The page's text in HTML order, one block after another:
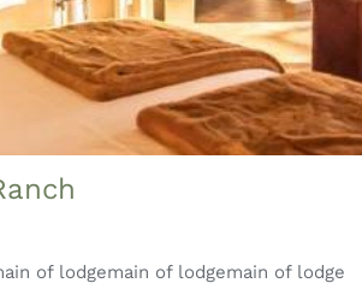
of lodgemain of lodgemain of lodge